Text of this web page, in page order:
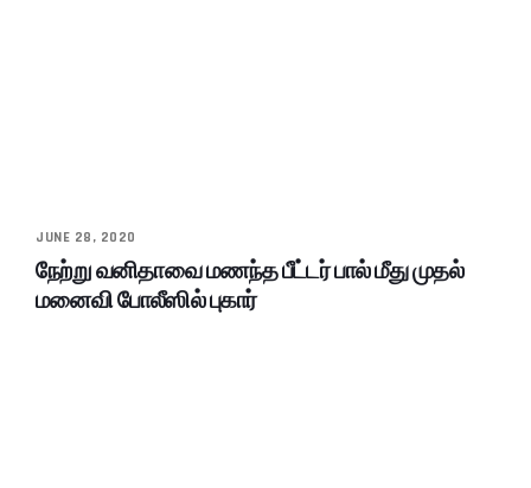
JUNE 28, 2020
நேற்று வனிதாவை மணந்த பீட்டர் பால் மீது முதல்
மனைவி போலீஸில் புகார்